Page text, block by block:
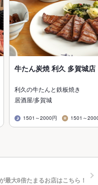
牛たん炭焼 利久 多賀城店
利久の牛たんと鉄板焼き
居酒屋/多賀城
1501～2000円 1501～
最大8倍たまるお店はこちら！